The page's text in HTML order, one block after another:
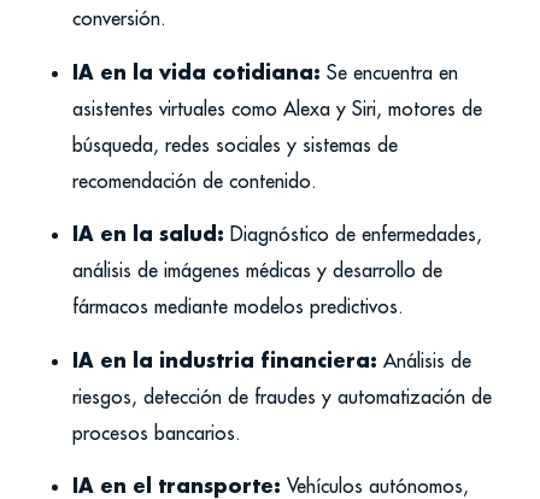
conversión.
IA en la vida cotidiana: Se encuentra en
asistentes virtuales como Alexa y Siri, motores de
búsqueda, redes sociales y sistemas de
recomendación de contenido.
IA en la salud: Diagnóstico de enfermedades,
análisis de imágenes médicas y desarrollo de
fármacos mediante modelos predictivos.
IA en la industria financiera: Análisis de
riesgos, detección de fraudes y automatización de
procesos bancarios.
IA en el transporte: Vehículos autónomos,